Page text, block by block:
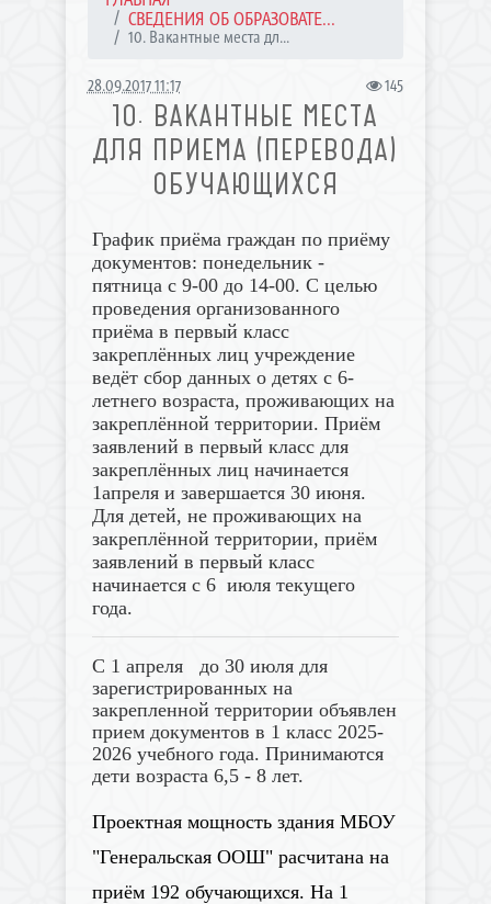
СВЕДЕНИЯ ОБ ОБРАЗОВАТЕ...
10. Вакантные места дл...
28.09.2017 11:17 145
10. ВАКАНТНЫЕ МЕСТА
ДЛЯ ПРИЕМА (ПЕРЕВОДА)
ОБУЧАЮЩИХСЯ
График приёма граждан по приёму
документов: понедельник -
пятница с 9-00 до 14-00. С целью
проведения организованного
приёма в первый класс
закреплённых лиц учреждение
ведёт сбор данных о детях с 6-
летнего возраста, проживающих на
закреплённой территории. Приём
заявлений в первый класс для
закреплённых лиц начинается
1апреля и завершается 30 июня.
Для детей, не проживающих на
закреплённой территории, приём
заявлений в первый класс
начинается с 6 июля текущего
года.
С 1 апреля до 30 июля для
зарегистрированных на
закрепленной территории объявлен
прием документов в 1 класс 2025-
2026 учебного года. Принимаются
дети возраста 6,5 - 8 лет.
Проектная мощность здания МБОУ
"Генеральская ООШ" расчитана на
приём 192 обучающихся. На 1